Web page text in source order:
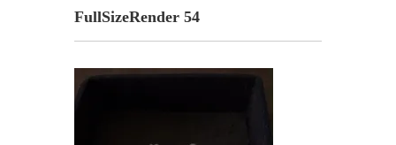
FullSizeRender 54